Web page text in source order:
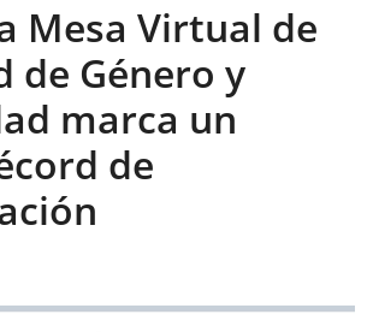
Mesa Virtual de
de Género y
marca un
de